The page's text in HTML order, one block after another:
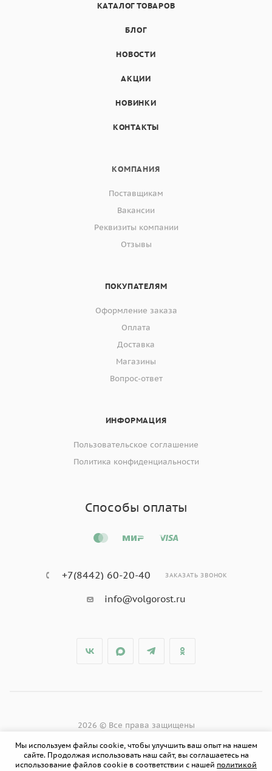
КАТАЛОГ ТОВАРОВ
БЛОГ
НОВОСТИ
АКЦИИ
НОВИНКИ
КОНТАКТЫ
КОМПАНИЯ
Поставщикам
Вакансии
Реквизиты компании
Отзывы
ПОКУПАТЕЛЯМ
Оформление заказа
Оплата
Доставка
Магазины
Вопрос-ответ
ИНФОРМАЦИЯ
Пользовательское соглашение
Политика конфиденциальности
Способы оплаты
+7(8442) 60-20-40 ЗАКАЗАТЬ ЗВОНОК
info@volgorost.ru
2026 © Все права защищены
Мы используем файлы cookie, чтобы улучшить ваш опыт на нашем
сайте. Продолжая использовать наш сайт, вы соглашаетесь на
использование файлов cookie в соответствии с нашей политикой